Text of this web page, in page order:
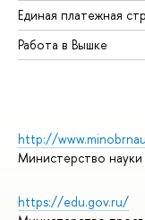
Единая платежная
Работа в Вышке
http://
Министерство
https://edu.gov.ru/